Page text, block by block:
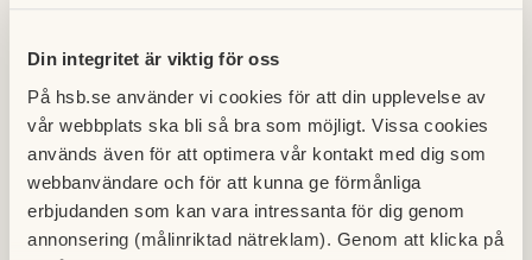
Din integritet är viktig för oss
På hsb.se använder vi cookies för att din upplevelse av
vår webbplats ska bli så bra som möjligt. Vissa cookies
används även för att optimera vår kontakt med dig som
webbanvändare och för att kunna ge förmånliga
erbjudanden som kan vara intressanta för dig genom
annonsering (målinriktad nätreklam). Genom att klicka på
Senaste numret av Vi i 42:an
Håll dig uppdaterad om vad som händer i
föreningen.